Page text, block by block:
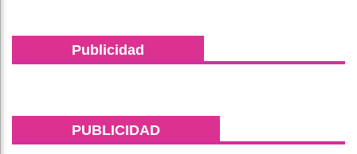
Publicidad
PUBLICIDAD